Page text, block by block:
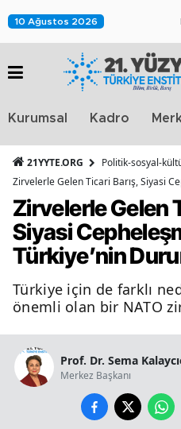
10 Ağustos 2026
Kurumsal Kadro
21YYTE.ORG
Politik-sosyal-
Zirvelerle Gelen Ticari Barış, Siyasi
Zirvelerle Gelen
Siyasi
Türkiye’nin
Türkiye için de farklı
önemli olan bir NATO
Prof. Dr. Sema
Merkez Başkanı